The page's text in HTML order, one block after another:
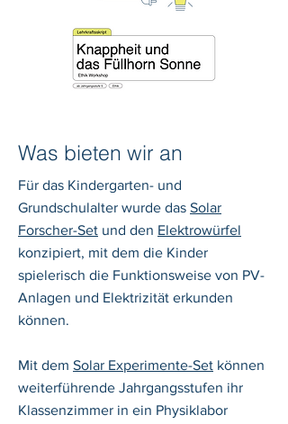
Was bieten wir an
Für das Kindergarten- und
Grundschulalter wurde das Solar
Forscher-Set und den Elektrowürfel
konzipiert, mit dem die Kinder
spielerisch die Funktionsweise von PV-
Anlagen und Elektrizität erkunden
können.
Mit dem Solar Experimente-Set können
weiterführende Jahrgangsstufen ihr
Klassenzimmer in ein Physiklabor